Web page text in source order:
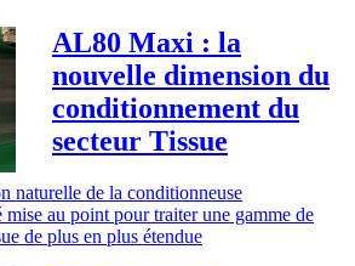
AL80 Maxi : la
nouvelle dimension du
conditionnement du
secteur Tissue
naturelle de la conditionneuse
au point pour traiter une gamme de
de plus en plus étendue